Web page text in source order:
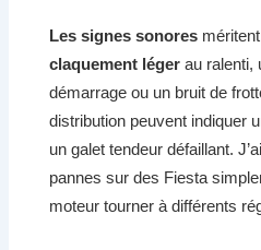
Les signes sonores
claquement léger au ralenti,
démarrage ou un bruit de
distribution peuvent indiquer
un galet tendeur défaillant.
pannes sur des Fiesta
moteur tourner à différents